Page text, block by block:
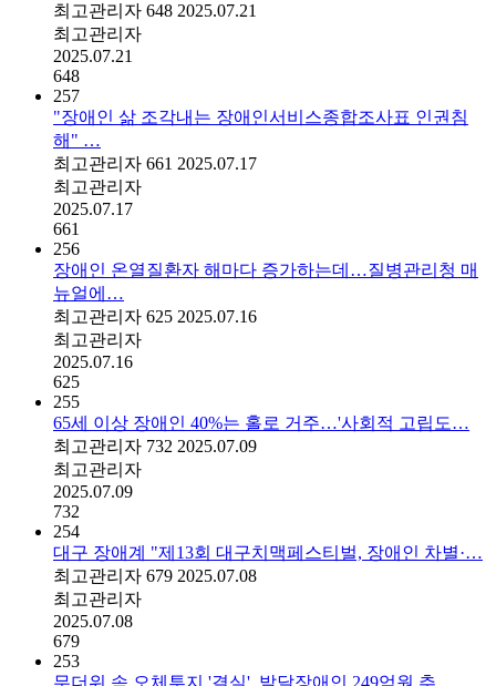
최고관리자 648 2025.07.21
최고관리자
2025.07.21
648
257
"장애인 삶 조각내는 장애인서비스종합조사표 인권침
해" …
최고관리자 661 2025.07.17
최고관리자
2025.07.17
661
256
장애인 온열질환자 해마다 증가하는데…질병관리청 매
뉴얼에…
최고관리자 625 2025.07.16
최고관리자
2025.07.16
625
255
65세 이상 장애인 40%는 홀로 거주…'사회적 고립도…
최고관리자 732 2025.07.09
최고관리자
2025.07.09
732
254
대구 장애계 "제13회 대구치맥페스티벌, 장애인 차별·…
최고관리자 679 2025.07.08
최고관리자
2025.07.08
679
253
무더위 속 오체투지 '결실', 발달장애인 249억원 추…